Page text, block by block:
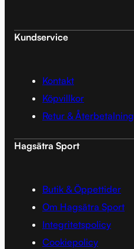
Kundservice
Kontakt
Köpvillkor
Retur & Återbetalning
Hagsätra Sport
Butik & Öppettider
Om Hagsätra Sport
Integritetspolicy
Cookiepolicy